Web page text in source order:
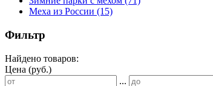
Меха из России (15)
Фильтр
Найдено товаров:
Цена (руб.)
...